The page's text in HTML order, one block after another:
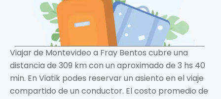
Viajar de Montevideo a Fray Bentos cubre una
distancia de 309 km con un aproximado de 3 hs 40
min. En Viatik podes reservar un asiento en el viaje
compartido de un conductor. El costo promedio de